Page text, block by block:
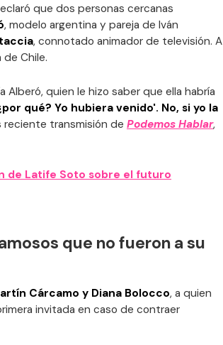
que dos personas cercanas
, modelo argentina y pareja de Iván
, connotado animador de televisión. A
Chile.
quien le hizo saber que ella habría
qué? Yo hubiera venido'. No, si yo la
reciente transmisión de Podemos Hablar,
de Latife Soto sobre el futuro
que no fueron a su
Cárcamo y Diana Bolocco, a quien
invitada en caso de contraer